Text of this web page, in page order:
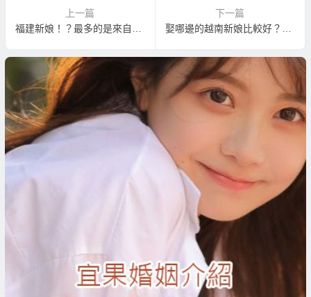
上一篇
下一篇